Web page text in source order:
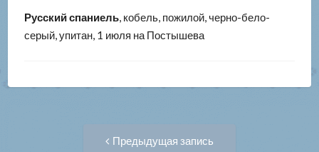
Русский спаниель, кобель, пожилой, черно-бело-
серый, упитан, 1 июля на Постышева
НавигацияПредыдущая запись